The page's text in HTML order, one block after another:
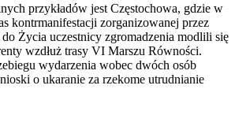
przykładów jest Częstochowa, gdzie w
kontrmanifestacji zorganizowanej przez
Życia uczestnicy zgromadzenia modlili się
wzdłuż trasy VI Marszu Równości.
wydarzenia wobec dwóch osób
o ukaranie za rzekome utrudnianie